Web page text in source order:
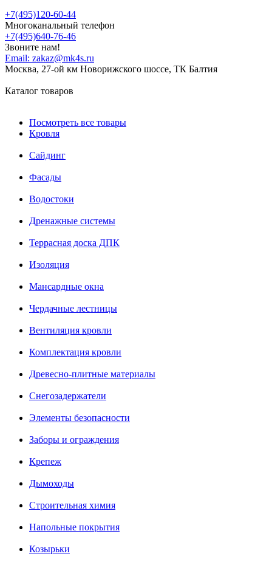
+7(495)120-60-44
Многоканальный телефон
+7(495)640-76-46
Звоните нам!
Email: zakaz@mk4s.ru
Москва, 27-ой км Новорижского шоссе, ТК Балтия
Каталог товаров
Посмотреть все товары
Кровля
Сайдинг
Фасады
Водостоки
Дренажные системы
Террасная доска ДПК
Изоляция
Мансардные окна
Чердачные лестницы
Вентиляция кровли
Комплектация кровли
Древесно-плитные материалы
Снегозадержатели
Элементы безопасности
Заборы и ограждения
Крепеж
Дымоходы
Строительная химия
Напольные покрытия
Козырьки